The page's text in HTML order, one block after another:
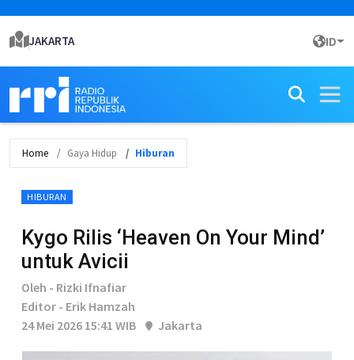
JAKARTA ID
Home Gaya Hidup Hiburan
HIBURAN
Kygo Rilis ‘Heaven On Your Mind’
untuk Avicii
Oleh - Rizki Ifnafiar
Editor - Erik Hamzah
24 Mei 2026 15:41 WIB
Jakarta